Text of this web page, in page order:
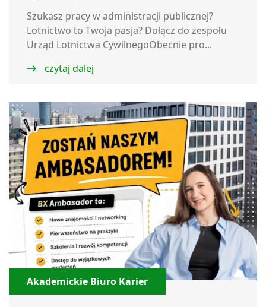
Szukasz pracy w administracji publicznej?
Lotnictwo to Twoja pasja? Dołącz do zespołu
Urząd Lotnictwa CywilnegoObecnie pro...
czytaj dalej
Akademickie Biuro Karier